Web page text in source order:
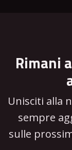
Rimani
Unisciti alla
sempre
sulle